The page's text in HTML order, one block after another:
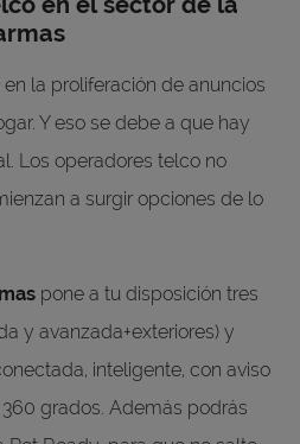
la proliferación de anuncios
Y eso se debe a que hay
Los operadores telco no
a surgir opciones de lo
pone a tu disposición tres
y avanzada+exteriores) y
inteligente, con aviso
grados. Además podrás